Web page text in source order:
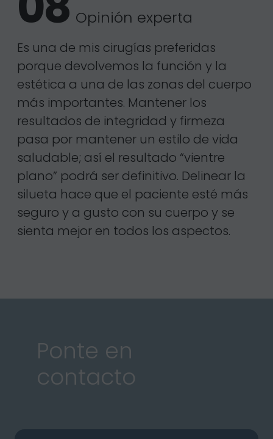
Opinión experta
Es una de mis cirugías preferidas
porque devolvemos la función y la
estética a una de las zonas del cuerpo
más importantes. Mantener los
resultados de integridad y firmeza
pasa por mantener un estilo de vida
saludable; así el resultado “vientre
plano” podrá ser definitivo. Delinear la
silueta hace que el paciente esté más
seguro y a gusto con su cuerpo y se
sienta mejor en todos los aspectos.
Ponte en
contacto